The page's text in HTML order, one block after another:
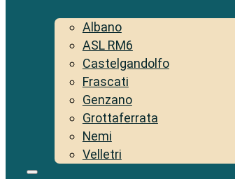
Albano
ASL RM6
Castelgandolfo
Frascati
Genzano
Grottaferrata
Nemi
Velletri